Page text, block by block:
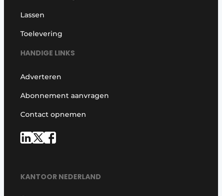
Lassen
Toelevering
HANDIGE LINKS
Adverteren
Abonnement aanvragen
Contact opnemen
KANTOOR NEDERLAND